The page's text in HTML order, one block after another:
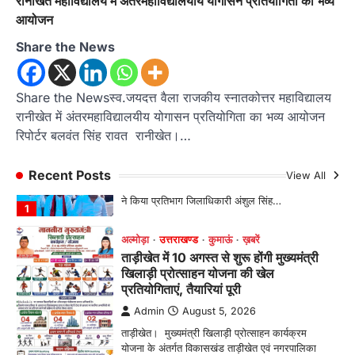
आयोजन
Share the News
Share the Newsस्व.जयदत्त वैला राजकीय स्नातकोत्तर महाविद्यालय
रानीखेत में अंतरमहाविद्यालयीय योगासन प्रतियोगिता का भव्य आयोजन
रिपोर्टर बलवंत सिंह रावत रानीखेत।…
Recent Posts View All
1
अल्मोड़ा उत्तराखण्ड कुमाऊं ख़बरें
ताड़ीखेत में 10 अगस्त से शुरू होंगी मुख्यमंत्री
खिलाड़ी प्रोत्साहन योजना की खेल
प्रतियोगिताएं, तैयारियां पूरी
योजना के अंतर्गत विकासखंड ताड़ीखेत एवं नगरपालिका
अल्मोड़ा उत्तराखण्ड कुमाऊं ख़बरें
जिलाधिकारी अंशुल सिंह ने चौखुटिया
सामुदायिक स्वास्थ्य केंद्र का किया औचक
निरीक्षण
Admin August 5, 2026
चौखुटिया सीएचसी का डीएम अंशुल सिंह ने किया औचक